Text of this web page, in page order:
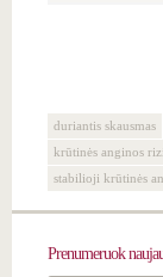
duriantis skausmas
krūtinės anginos
stabilioji krūtinės
Prenumeruok